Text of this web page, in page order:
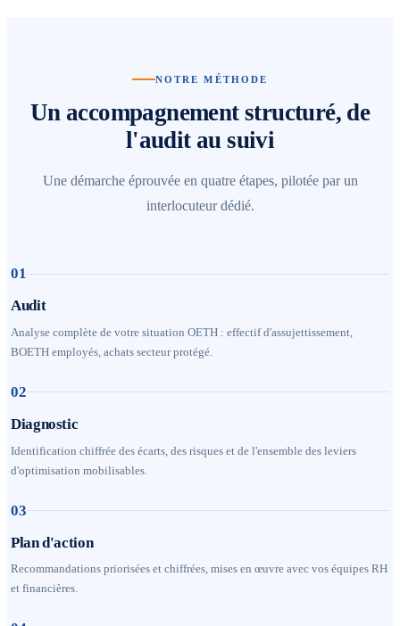
NOTRE MÉTHODE
Un accompagnement structuré, de
l'audit au suivi
Une démarche éprouvée en quatre étapes, pilotée par un
interlocuteur dédié.
01
Audit
Analyse complète de votre situation OETH : effectif d'assujettissement,
BOETH employés, achats secteur protégé.
02
Diagnostic
Identification chiffrée des écarts, des risques et de l'ensemble des leviers
d'optimisation mobilisables.
03
Plan d'action
Recommandations priorisées et chiffrées, mises en œuvre avec vos équipes RH
et financières.